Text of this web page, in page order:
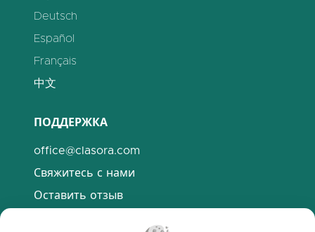
Deutsch
Español
Français
中文
ПОДДЕРЖКА
office@clasora.com
Свяжитесь с нами
Оставить отзыв